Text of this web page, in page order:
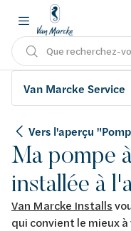
Que recherchez-
Van Marcke Service
Vers l'aperçu
Ma pompe
installée à
Van Marcke Installs
qui convient le mieux